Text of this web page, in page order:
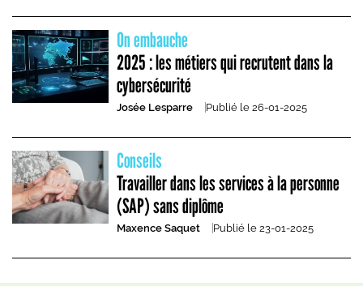
On embauche
2025 : les métiers qui recrutent dans la
cybersécurité
Josée Lesparre Publié le 26-01-2025
Conseils
Travailler dans les services à la personne
(SAP) sans diplôme
Maxence Saquet Publié le 23-01-2025